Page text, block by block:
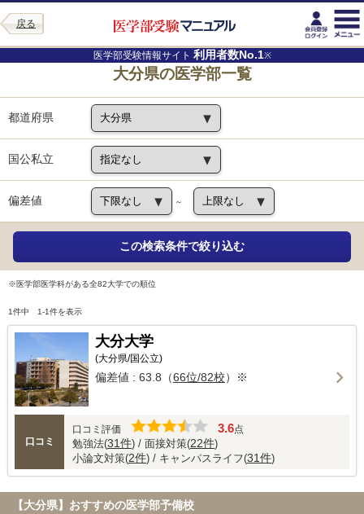
戻る
医学部受験情報サイト 利用者数No.1※
大分県の医学部一覧
都道府県
国公私立
偏差値 ～
※医学部医学科がある全82大学での順位
1件中 1-1件を表示
大分大学
(大分県/国公立)
偏差値 : 63.8（66位/82校）※
口コミ
口コミ評価 3.6点
勉強法(31件) / 面接対策(22件)
小論文対策(2件) / キャンパスライフ(31件)
【大分県】おすすめの医学部予備校